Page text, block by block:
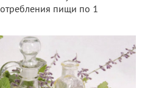
пищи по 1